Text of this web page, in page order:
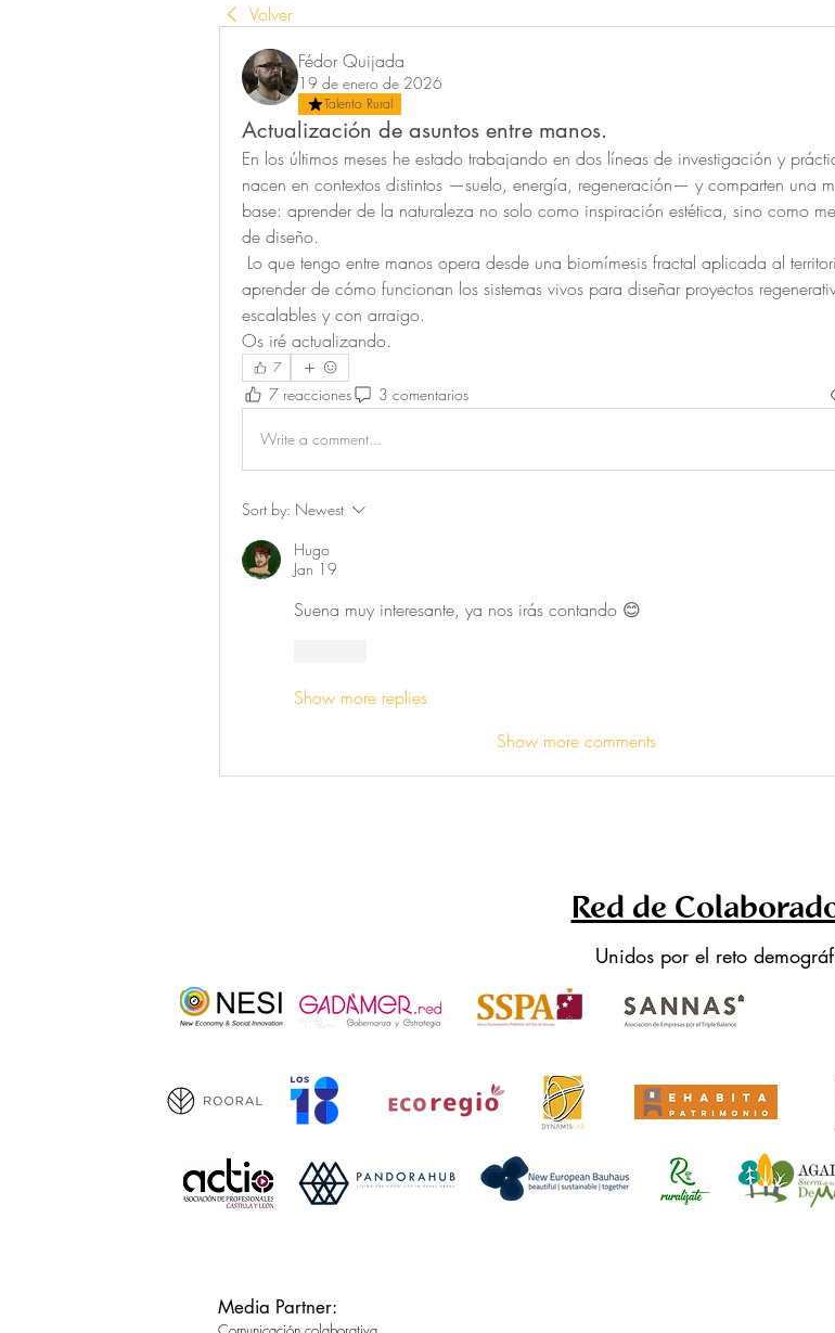
Volver
Fédor Quijada
19 de enero de 2026
Talento Rural
Actualización de asuntos entre manos.
En los últimos meses he estado trabajando en dos líneas de investigación y
nacen en contextos distintos —suelo, energía, regeneración— y comparten una
base: aprender de la naturaleza no solo como inspiración estética, sino como
de diseño.
aprender de cómo funcionan los sistemas vivos para diseñar proyectos
escalables y con arraigo.
Os iré actualizando.
7
7 reacciones 3 comentarios
Write a comment...
Sort by: Newest
Hugo
Jan 19
Suena muy interesante, ya nos irás contando 😊
Show more replies
Show more comments
Red de
Unidos por el reto
Media Partner: